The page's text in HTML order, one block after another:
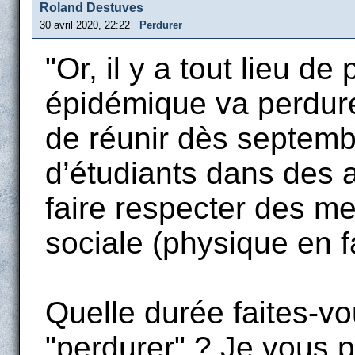
Roland Destuves
30 avril 2020, 22:22 Perdurer
"Or, il y a tout lieu de
épidémique va
de réunir dès
d’étudiants dans des
faire respecter des
sociale (physique en
Quelle durée faites-
"perdurer" ? Je vous